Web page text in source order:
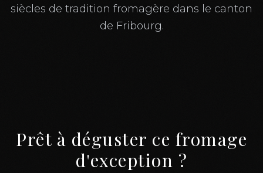
siècles de tradition fromagère dans le canton
de Fribourg.
Prêt à déguster ce fromage
d'exception ?